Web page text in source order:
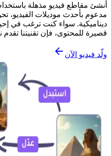
أنشئ مقاطع فيديو مذهلة
مدعوم بأحدث موديلات الفيديو،
ديناميكية. سواء كنت ترغب في
قصيرة للمحتوى، فإن تقنيتنا تقدم
ولّد فيديو الآن